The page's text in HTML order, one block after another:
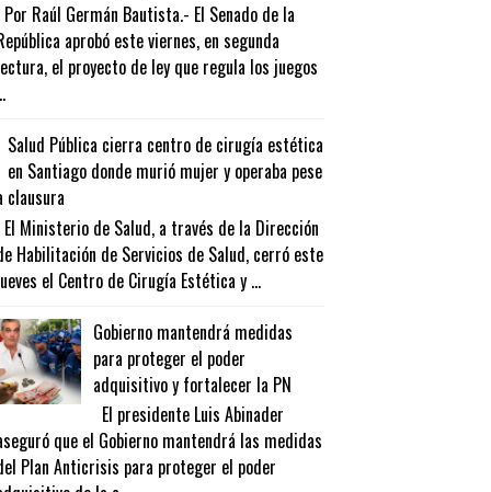
Raúl Germán Bautista.- El Senado de la
aprobó este viernes, en segunda
el proyecto de ley que regula los juegos
Salud Pública cierra centro de cirugía estética
en Santiago donde murió mujer y operaba pese
clausura
Ministerio de Salud, a través de la Dirección
Habilitación de Servicios de Salud, cerró este
el Centro de Cirugía Estética y ...
Gobierno mantendrá medidas
para proteger el poder
adquisitivo y fortalecer la PN
El presidente Luis Abinader
que el Gobierno mantendrá las medidas
Plan Anticrisis para proteger el poder